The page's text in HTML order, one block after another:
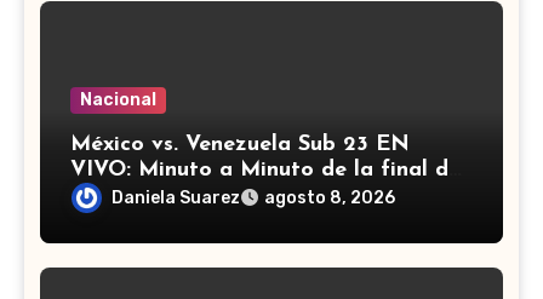
Nacional
México vs. Venezuela Sub 23 EN
VIVO: Minuto a Minuto de la final de
los Juegos Centroamericanos y del
Daniela Suarez agosto 8, 2026